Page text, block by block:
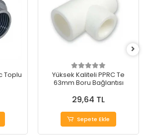
Toplu
Yüksek Kaliteli PPRC Te
63mm Boru Bağlantısı
29,64 TL
Sepete Ekle